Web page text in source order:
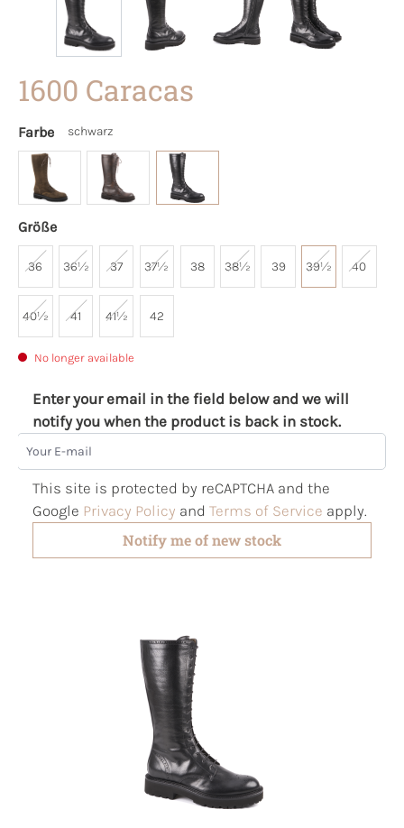
1600 Caracas
Farbe schwarz
Größe
36 36½ 37 37½ 38 38½ 39 39½ 40
40½ 41 41½ 42
No longer available
Enter your email in the field below and we will
notify you when the product is back in stock.
Your E-mail
This site is protected by reCAPTCHA and the
Google Privacy Policy and Terms of Service apply.
Notify me of new stock